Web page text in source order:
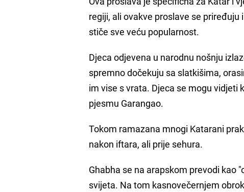
regiji, ali ovakve proslave se
stiče sve veću popularnost.
Djeca odjevena u narodnu nošnju
spremno dočekuju sa slatkišima,
im vise s vrata. Djeca se mogu vidjeti
pjesmu Garangao.
Tokom ramazana mnogi Katarani
nakon iftara, ali prije sehura.
Ghabha se na arapskom prevodi kao
svijeta. Na tom kasnovečernjem